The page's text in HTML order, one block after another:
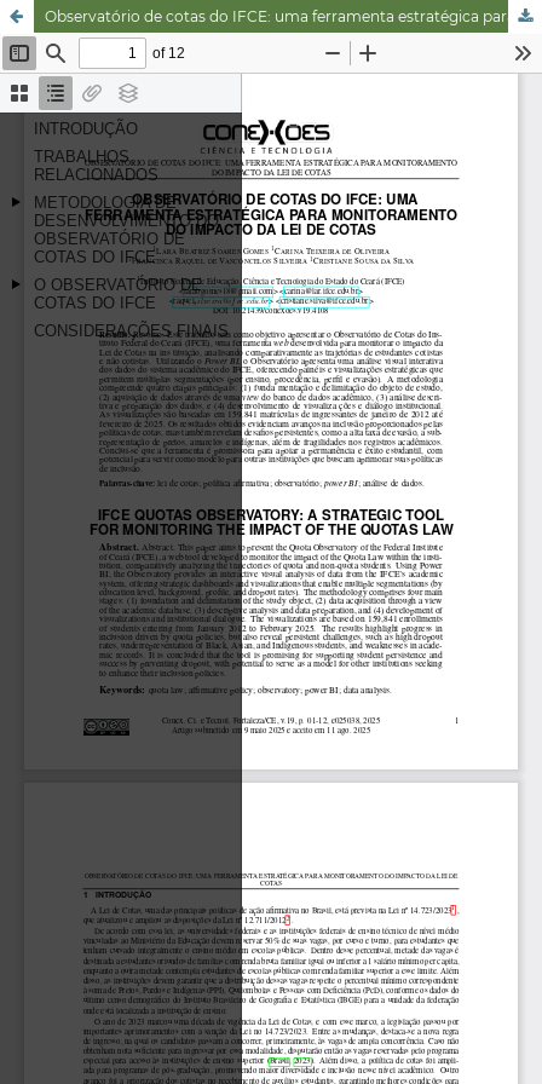
Observatório de cotas do IFCE: uma ferramenta estratégica para monitoramento do impacto da lei de cotas